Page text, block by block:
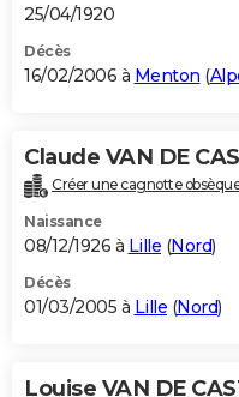
25/04/1920
Décès
16/02/2006 à Menton (
Claude VAN DE
Créer une cagnotte
Naissance
08/12/1926 à Lille (Nord)
Décès
01/03/2005 à Lille (Nord)
Louise VAN DE